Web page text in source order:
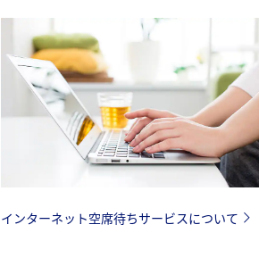
インターネット空席待ちサービスについて